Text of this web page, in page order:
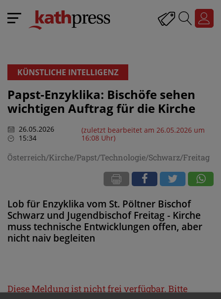
KÜNSTLICHE INTELLIGENZ
Papst-Enzyklika: Bischöfe sehen
wichtigen Auftrag für die Kirche
26.05.2026
15:34
(zuletzt bearbeitet am 26.05.2026 um
16:08 Uhr)
Österreich/Kirche/Papst/Technologie/Schwarz/Freitag
Lob für Enzyklika vom St. Pöltner Bischof
Schwarz und Jugendbischof Freitag - Kirche
muss technische Entwicklungen offen, aber
nicht naiv begleiten
Diese Meldung ist nicht frei verfügbar. Bitte